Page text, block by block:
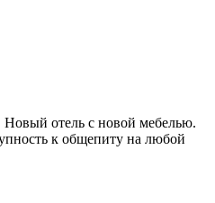
отель с новой мебелью.
к общепиту на любой